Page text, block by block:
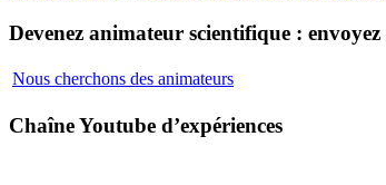
Devenez animateur scientifique :
Nous cherchons des animateurs
Chaîne Youtube d’expériences